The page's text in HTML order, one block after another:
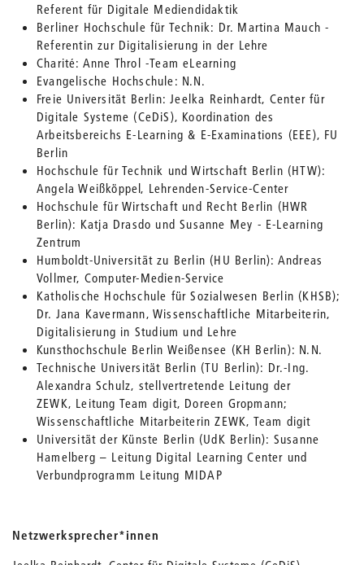
Referent für Digitale Mediendidaktik
Berliner Hochschule für Technik: Dr. Martina Mauch -
Referentin zur Digitalisierung in der Lehre
Charité: Anne Throl -Team eLearning
Evangelische Hochschule: N.N.
Freie Universität Berlin: Jeelka Reinhardt, Center für
Digitale Systeme (CeDiS), Koordination des
Arbeitsbereichs E-Learning & E-Examinations (EEE), FU
Berlin
Hochschule für Technik und Wirtschaft Berlin (HTW):
Angela Weißköppel, Lehrenden-Service-Center
Hochschule für Wirtschaft und Recht Berlin (HWR
Berlin): Katja Drasdo und Susanne Mey - E-Learning
Zentrum
Humboldt-Universität zu Berlin (HU Berlin): Andreas
Vollmer, Computer-Medien-Service
Katholische Hochschule für Sozialwesen Berlin (KHSB);
Dr. Jana Kavermann, Wissenschaftliche Mitarbeiterin,
Digitalisierung in Studium und Lehre
Kunsthochschule Berlin Weißensee (KH Berlin): N.N.
Technische Universität Berlin (TU Berlin): Dr.-Ing.
Alexandra Schulz, stellvertretende Leitung der
ZEWK, Leitung Team digit, Doreen Gropmann;
Wissenschaftliche Mitarbeiterin ZEWK, Team digit
Universität der Künste Berlin (UdK Berlin): Susanne
Hamelberg – Leitung Digital Learning Center und
Verbundprogramm Leitung MIDAP
Netzwerksprecher*innen